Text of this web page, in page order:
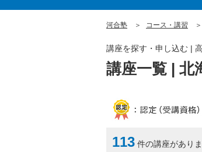
河合塾 コース・講習
講座一覧 | 北
講座を探す・申し込む |
113 件の講座がありま